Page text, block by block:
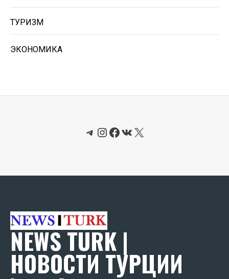
ТУРИЗМ
ЭКОНОМИКА
Telegram
Instagram
Facebook
ВКонтакте
X
NEWS TURK |
НОВОСТИ ТУРЦИИ